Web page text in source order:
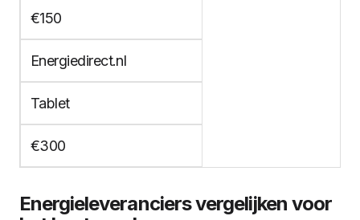
€150
Energiedirect.nl
Tablet
€300
Energieleveranciers vergelijken voor